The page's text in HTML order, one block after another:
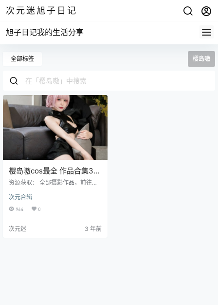
次元迷旭子日记
旭子日记我的生活分享
全部标签 樱岛嗷
樱岛嗷cos最全 作品合集3套
持续更新
资源获取： 全部摄影作品，前往获
源目录 樱岛嗷 NO.001 ANIME002
七草荠原皮+女仆 [37P-643MB] 樱
00MB] 樱岛嗷最新更新作品合集点
次元合辑
964 0
次元迷 3 年前